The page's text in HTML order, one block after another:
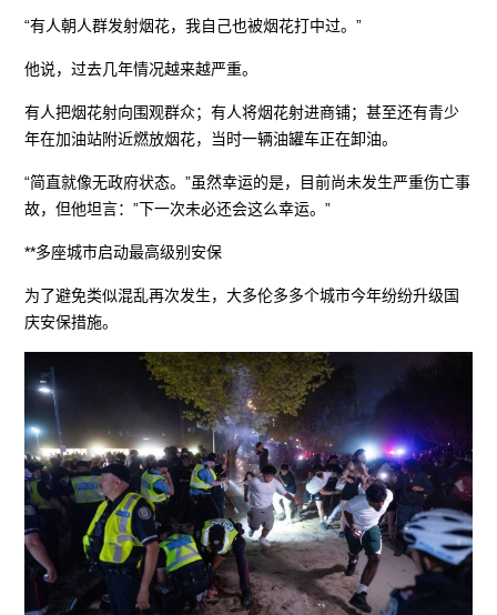
“有人朝人群发射烟花，我自己也被烟花打中过。”
他说，过去几年情况越来越严重。
有人把烟花射向围观群众；有人将烟花射进商铺；甚至还有青少
年在加油站附近燃放烟花，当时一辆油罐车正在卸油。
“简直就像无政府状态。”虽然幸运的是，目前尚未发生严重伤亡事
故，但他坦言：”下一次未必还会这么幸运。”
**多座城市启动最高级别安保
为了避免类似混乱再次发生，大多伦多多个城市今年纷纷升级国
庆安保措施。